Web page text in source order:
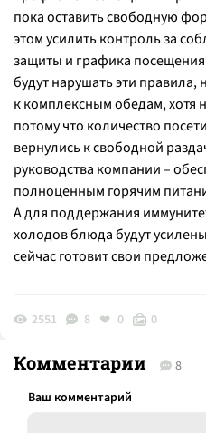
пока оставить свободную
этом усилить контроль за
защиты и графика
будут нарушать эти правила,
к комплексным обедам, хотя
потому что количество
вернулись к свободной
руководства компании –
полноценным горячим
А для поддержания
холодов блюда будут
сейчас готовит свои
2551 8 0 0
Комментарии 8